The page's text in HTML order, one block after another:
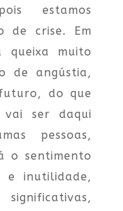
estamos
de crise. Em
queixa muito
de angústia,
do que
vai ser daqui
pessoas,
o sentimento
inutilidade,